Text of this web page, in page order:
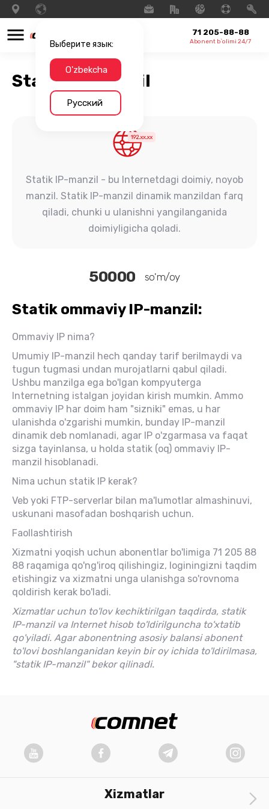
Выберите язык:
O'zbekcha
Русский
71 205-88-88
Abonent b`olimi 24/7
Statik IP-manzil
Statik IP-manzil - bu Internetdagi doimiy, noyob
manzil. Statik IP-manzil dinamik manzildan farq
qiladi, chunki u ulanishni yangilanganida
doimiyligicha qoladi.
50000 so'm/oy
Statik ommaviy IP-manzil:
Ommaviy IP nima?
Umumiy IP-manzil hech qanday tarif berilmaydi va
tugun tugmasi undan murojatlarni qabul qiladi.
Ushbu manzilga ega bo'lgan kompyuterga
Internetning istalgan joyidan kirish mumkin. Ammo
ommaviy IP har doim ham "sizniki" emas, u har
ulanishda o'zgarishi mumkin, bunday IP-manzil
dinamik deb nomlanadi, agar IP o'zgarmasa va faqat
sizga tayinlansa, u holda statik (oq) ommaviy IP-
manzil hisoblanadi.
Nima uchun statik IP kerak?
Veb yoki FTP-serverlar bilan ma'lumotlar almashinuvi,
uskunani masofadan boshqarish uchun.
Faollashtirish
Xizmatni yoqish uchun abonentlar bo'limiga 71 205 88
88 raqamiga qo'ng'iroq qilishingiz, loginingizni taqdim
etishingiz va xizmatni unga ulanishga so'rovnoma
qoldirish kerak bo'ladi.
Xizmatlar uchun to'lov kechiktirilgan taqdirda, statik
IP-manzil va Internet hisob to'ldirilguncha to'xtatib
qo'yiladi. Agar abonentning asosiy balansi abonent
to'lovi boshlanganidan keyin bir oy ichida to'ldirilmasa,
"statik IP-manzil" bekor qilinadi.
Xizmatlar